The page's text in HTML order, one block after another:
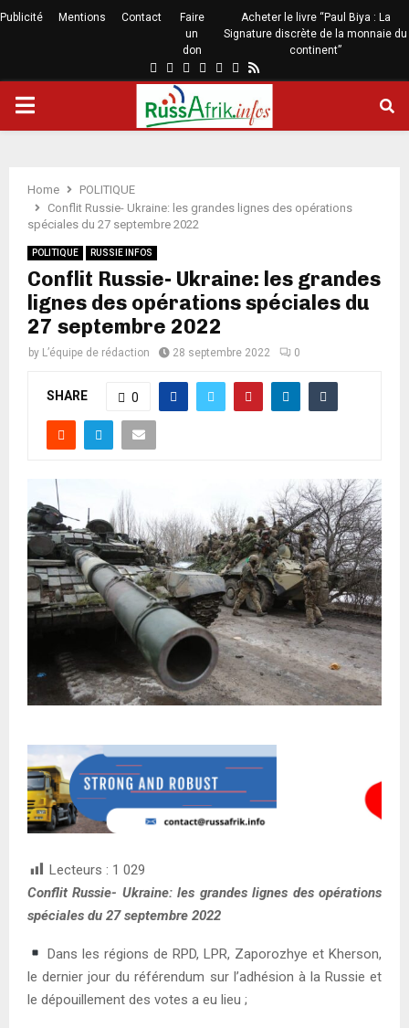
Publicité Mentions Contact
Faire
un
don
Acheter le livre “Paul Biya : La
Signature discrète de la monnaie du
continent”
Home
POLITIQUE
Conflit Russie- Ukraine: les grandes lignes des opérations
spéciales du 27 septembre 2022
POLITIQUE RUSSIE INFOS
Conflit Russie- Ukraine: les grandes
lignes des opérations spéciales du
27 septembre 2022
by L’équipe de rédaction 28 septembre 2022 0
SHARE 0
Lecteurs : 1 029
Conflit Russie- Ukraine: les grandes lignes des opérations
spéciales du 27 septembre 2022
Dans les régions de RPD, LPR, Zaporozhye et Kherson,
le dernier jour du référendum sur l’adhésion à la Russie et
le dépouillement des votes a eu lieu ;